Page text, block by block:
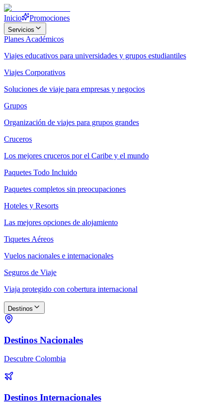
Inicio Promociones
Servicios
Planes Académicos
Viajes educativos para universidades y grupos estudiantiles
Viajes Corporativos
Soluciones de viaje para empresas y negocios
Grupos
Organización de viajes para grupos grandes
Cruceros
Los mejores cruceros por el Caribe y el mundo
Paquetes Todo Incluido
Paquetes completos sin preocupaciones
Hoteles y Resorts
Las mejores opciones de alojamiento
Tiquetes Aéreos
Vuelos nacionales e internacionales
Seguros de Viaje
Viaja protegido con cobertura internacional
Destinos
Destinos Nacionales
Descubre Colombia
Destinos Internacionales